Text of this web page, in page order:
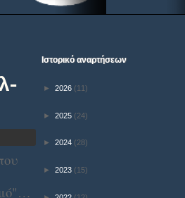
Ιστορικό αναρτήσεων
► 2026 (11)
► 2025 (24)
► 2024 (28)
► 2023 (15)